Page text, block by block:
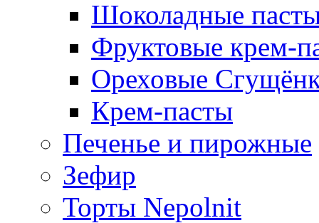
Шоколадные
Фруктовые крем-
Ореховые
Крем-пасты
Печенье и пирожные
Зефир
Торты Nepolnit